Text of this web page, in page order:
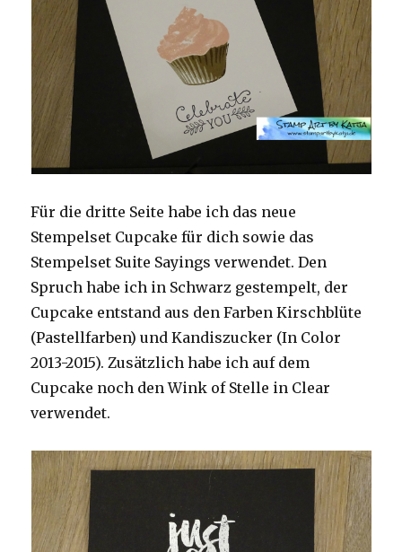
Für die dritte Seite habe ich das neue
Stempelset Cupcake für dich sowie das
Stempelset Suite Sayings verwendet. Den
Spruch habe ich in Schwarz gestempelt, der
Cupcake entstand aus den Farben Kirschblüte
(Pastellfarben) und Kandiszucker (In Color
2013-2015). Zusätzlich habe ich auf dem
Cupcake noch den Wink of Stelle in Clear
verwendet.